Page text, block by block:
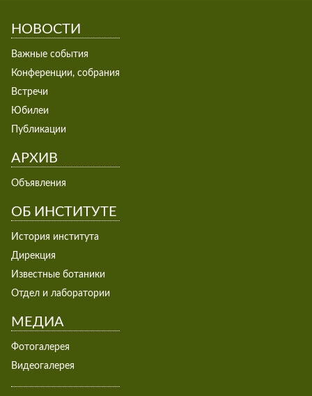
НОВОСТИ
Важные события
Конференции, собрания
Встречи
Юбилеи
Публикации
АРХИВ
Объявления
ОБ ИНСТИТУТЕ
История института
Дирекция
Известные ботаники
Отдел и лаборатории
МЕДИА
Фотогалерея
Видеогалерея